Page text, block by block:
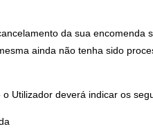
da sua
ainda não tenha sido
Utilizador deverá indicar os